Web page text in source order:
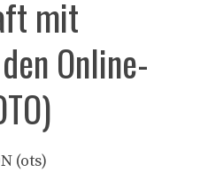
mit
Online-
(ots)